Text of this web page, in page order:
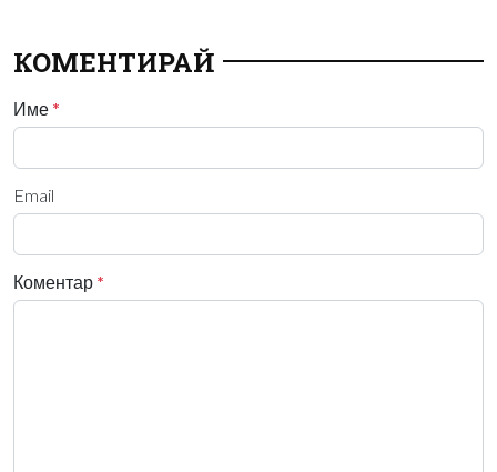
КОМЕНТИРАЙ
Име *
Email
Коментар *